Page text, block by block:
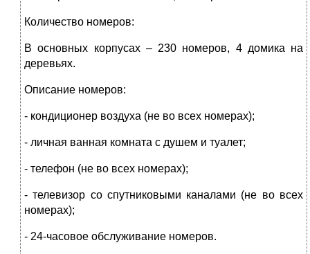
Количество номеров:
В основных корпусах – 230 номеров, 4 домика на
деревьях.
Описание номеров:
- кондиционер воздуха (не во всех номерах);
- личная ванная комната с душем и туалет;
- телефон (не во всех номерах);
- телевизор со спутниковыми каналами (не во всех
номерах);
- 24-часовое обслуживание номеров.